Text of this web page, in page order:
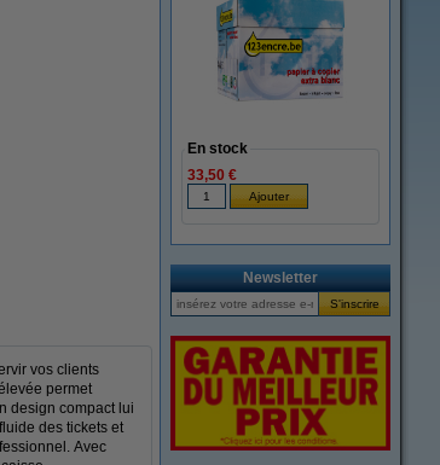
agrandir
vos clients
permet
design compact lui
des tickets et
Avec
En stock
33,50 €
Newsletter